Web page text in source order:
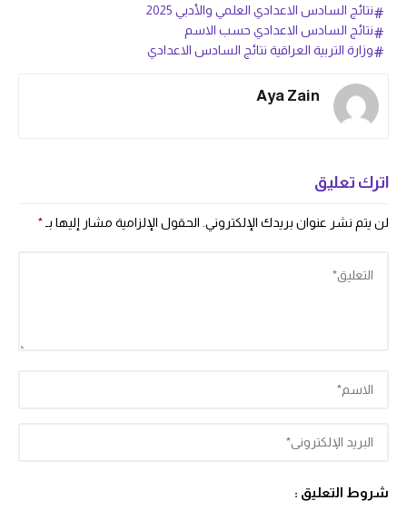
نتائج السادس الاعدادي العلمي والأدبي 2025
نتائج السادس الاعدادي حسب الاسم
وزارة التربية العراقية نتائج السادس الاعدادي
Aya Zain
اترك تعليق
لن يتم نشر عنوان بريدك الإلكتروني. الحقول الإلزامية مشار إليها بـ*
شروط التعليق :